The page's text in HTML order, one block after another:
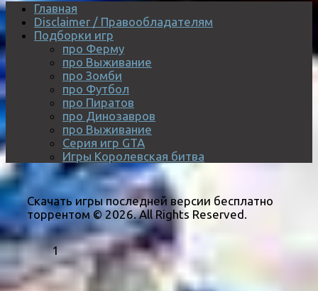
Главная
Disclaimer / Правообладателям
Подборки игр
про Ферму
про Выживание
про Зомби
про Футбол
про Пиратов
про Динозавров
про Выживание
Серия игр GTA
Игры Королевская битва
Скачать игры последней версии бесплатно
торрентом © 2026. All Rights Reserved.
1